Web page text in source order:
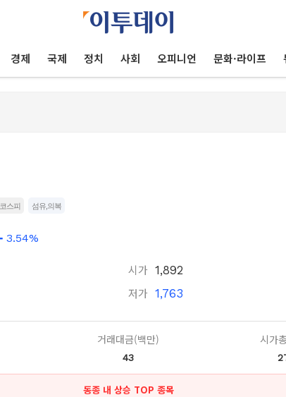
경제 국제 정치 사회 오피니언 문화·라이프
코스피 섬유,의복
3.54%
시가 1,892
저가 1,763
거래대금(백만)
43
시가
동종 내 상승 TOP 종목